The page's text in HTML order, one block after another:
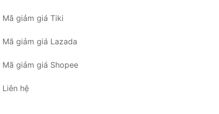
Mã giảm giá Tiki
Mã giảm giá Lazada
Mã giảm giá Shopee
Liên hệ